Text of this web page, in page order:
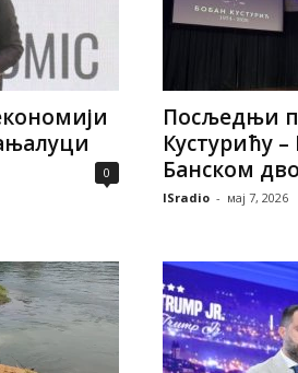
0
Посљедњи
Кустурићу
Банском
ISradio - мај 7, 2026